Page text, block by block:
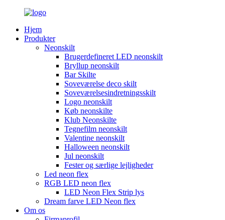
Hjem
Produkter
Neonskilt
Brugerdefineret LED neonskilt
Bryllup neonskilt
Bar Skilte
Soveværelse deco skilt
Soveværelsesindretningsskilt
Logo neonskilt
Køb neonskilte
Klub Neonskilte
Tegnefilm neonskilt
Valentine neonskilt
Halloween neonskilt
Jul neonskilt
Fester og særlige lejligheder
Led neon flex
RGB LED neon flex
LED Neon Flex Strip lys
Dream farve LED Neon flex
Om os